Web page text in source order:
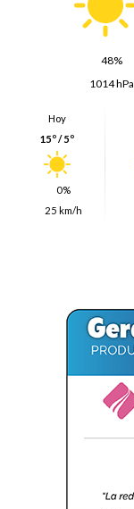
48%
1014 hPa
Hoy
15º / 5º
0%
25 km/h